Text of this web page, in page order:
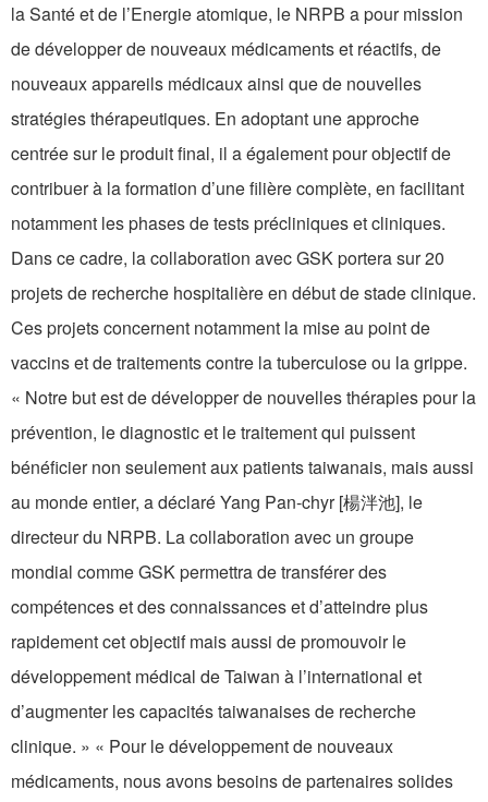
la Santé et de l’Energie atomique, le NRPB a pour mission
de développer de nouveaux médicaments et réactifs, de
nouveaux appareils médicaux ainsi que de nouvelles
stratégies thérapeutiques. En adoptant une approche
centrée sur le produit final, il a également pour objectif de
contribuer à la formation d’une filière complète, en facilitant
notamment les phases de tests précliniques et cliniques.
Dans ce cadre, la collaboration avec GSK portera sur 20
projets de recherche hospitalière en début de stade clinique.
Ces projets concernent notamment la mise au point de
vaccins et de traitements contre la tuberculose ou la grippe.
« Notre but est de développer de nouvelles thérapies pour la
prévention, le diagnostic et le traitement qui puissent
bénéficier non seulement aux patients taiwanais, mais aussi
au monde entier, a déclaré Yang Pan-chyr [楊泮池], le
directeur du NRPB. La collaboration avec un groupe
mondial comme GSK permettra de transférer des
compétences et des connaissances et d’atteindre plus
rapidement cet objectif mais aussi de promouvoir le
développement médical de Taiwan à l’international et
d’augmenter les capacités taiwanaises de recherche
clinique. » « Pour le développement de nouveaux
médicaments, nous avons besoins de partenaires solides